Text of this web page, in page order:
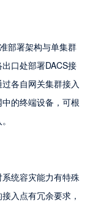
部署架构与单集群
口处部署DACS接
各自网关集群接入
的终端设备，可根
统容灾能力有特殊
入点有冗余要求，